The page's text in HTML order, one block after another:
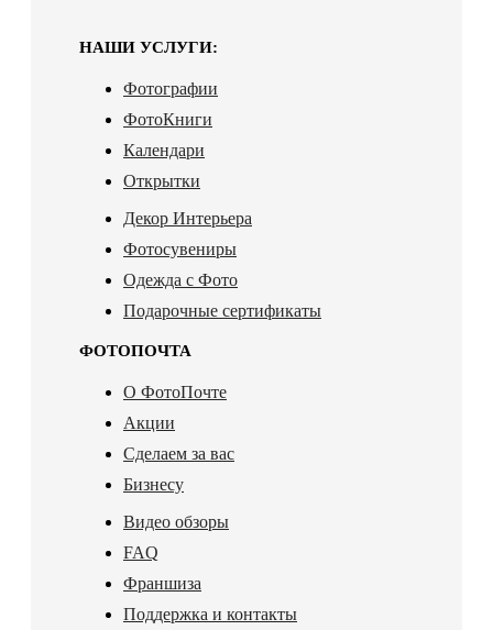
НАШИ УСЛУГИ:
Фотографии
ФотоКниги
Календари
Открытки
Декор Интерьера
Фотосувениры
Одежда с Фото
Подарочные сертификаты
ФОТОПОЧТА
О ФотоПочте
Акции
Сделаем за вас
Бизнесу
Видео обзоры
FAQ
Франшиза
Поддержка и контакты